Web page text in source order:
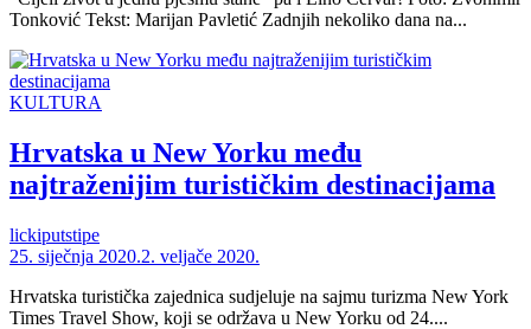
Tonković Tekst: Marijan Pavletić Zadnjih nekoliko dana na...
KULTURA
Hrvatska u New Yorku među
najtraženijim turističkim destinacijama
lickiputstipe
25. siječnja 2020.2. veljače 2020.
Hrvatska turistička zajednica sudjeluje na sajmu turizma New York
Times Travel Show, koji se održava u New Yorku od 24....